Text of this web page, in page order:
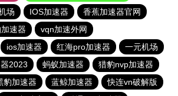
场 IOS加速器
香蕉加速器官网
速器
vqn加速外网
ios加速器 红海pro加速器
一元机场
2023
蚂蚁加速器
猎豹nvp加速器
豹加速器 蓝鲸加速器
快连vn破解版